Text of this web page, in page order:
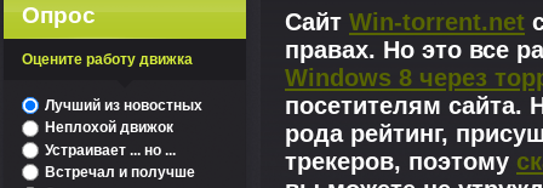
Сайт Win-torrent.net
правах. Но это все
Windows 8 через
посетителям сайта.
рода рейтинг,
трекеров, поэтому
Опрос
Оцените работу движка
Лучший из новостных
Неплохой движок
Устраивает ... но ...
Встречал и получше